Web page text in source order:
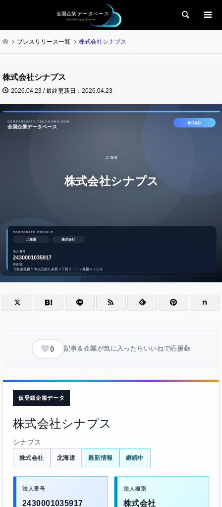
検索
プレスリリース一覧 株式会社シナプス
株式会社シナプス
2026.04.23 / 最終更新日：2026.04.23
0 記事＆企業が気に入ったらいいねで応援👍
仮登録企業データ
株式会社シナプス
シナプス
株式会社 北海道 最新情報 継続中
法人番号
2430001035917
法人種別
株式会社